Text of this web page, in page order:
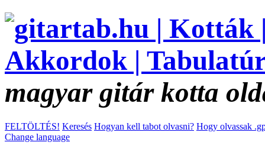
magyar gitár kotta
FELTÖLTÉS! Keresés Hogyan kell tabot olvasni? Hogy olvassak
Change language